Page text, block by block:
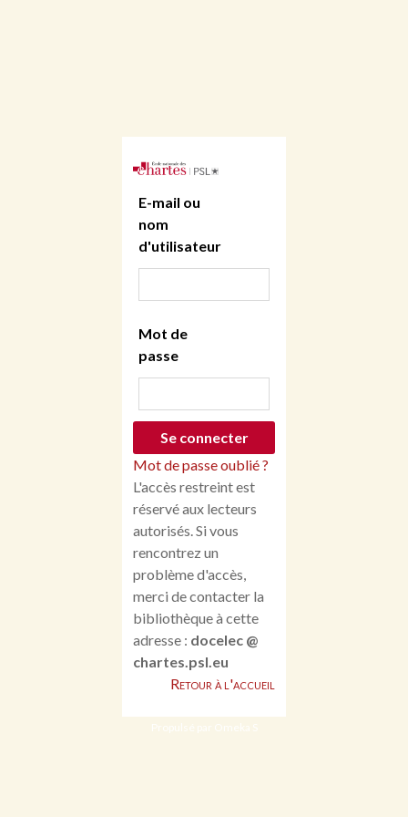
E-mail ou
nom
d'utilisateur
Mot de
passe
Mot de passe oublié ?
L'accès restreint est
réservé aux lecteurs
autorisés. Si vous
rencontrez un
problème d'accès,
merci de contacter la
bibliothèque à cette
adresse : docelec @
chartes.psl.eu
Retour à l'accueil
Propulsé par Omeka S